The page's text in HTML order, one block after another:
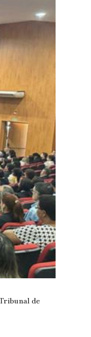
de